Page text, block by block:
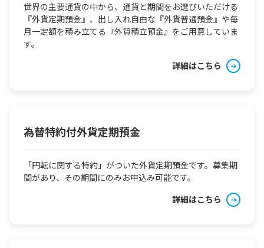
世界の主要通貨の中から、通貨と期間をお選びいただける
『外貨定期預金』、出し入れ自由な『外貨普通預金』や毎
月一定額を積み立てる『外貨積立預金』をご用意していま
す。
詳細はこちら
為替特約付外貨定期預金
「円転に関する特約」がついた外貨定期預金です。募集期
間があり、その期間にのみお申込み可能です。
詳細はこちら